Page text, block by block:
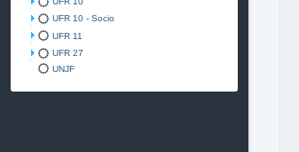
UFR 10 - Socio
UFR 11
UFR 27
UNJF